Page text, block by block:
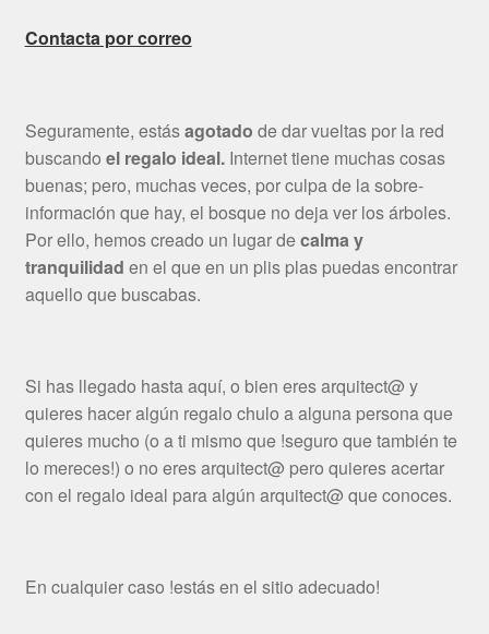
Contacta por correo
Seguramente, estásagotado de dar vueltas por la red
buscando el regalo ideal.Internet tiene muchas cosas
buenas; pero, muchas veces, por culpa de la sobre-
información que hay, el bosque no deja ver los árboles.
Por ello, hemos creado un lugar decalma y
tranquilidad en el que en un plis plas puedas encontrar
aquello que buscabas.
Si has llegado hasta aquí, o bien eres arquitect@ y
quieres hacer algún regalo chulo a alguna persona que
quieres mucho (o a ti mismo que !seguro que también te
lo mereces!) o no eres arquitect@ pero quieres acertar
con el regalo ideal para algún arquitect@ que conoces.
En cualquier caso !estás en el sitio adecuado!